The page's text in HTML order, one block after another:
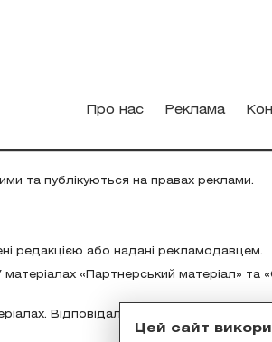
Цей сайт
Про нас Реклама
та публікуються на правах реклами.
редакцією або надані рекламодавцем.
«Партнерський матеріал» та
Відповідальність за зміст реклами